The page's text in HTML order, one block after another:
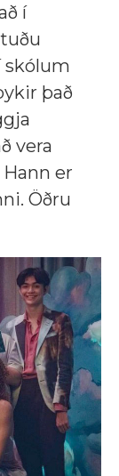
í
skólum
það
vera
er
Öðru